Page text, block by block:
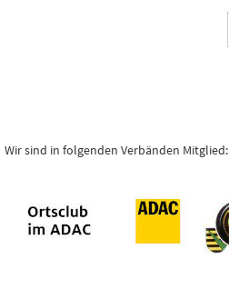
Wir sind in folgenden Verbänden Mitglied: